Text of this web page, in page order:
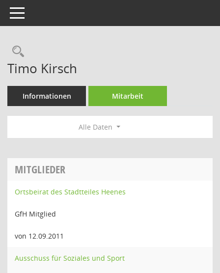
Toggle navigation
Rechercheauswahl
Timo Kirsch
Informationen Mitarbeit
Alle Daten
MITGLIEDER
Ortsbeirat des Stadtteiles Heenes
GfH Mitglied
von 12.09.2011
Ausschuss für Soziales und Sport